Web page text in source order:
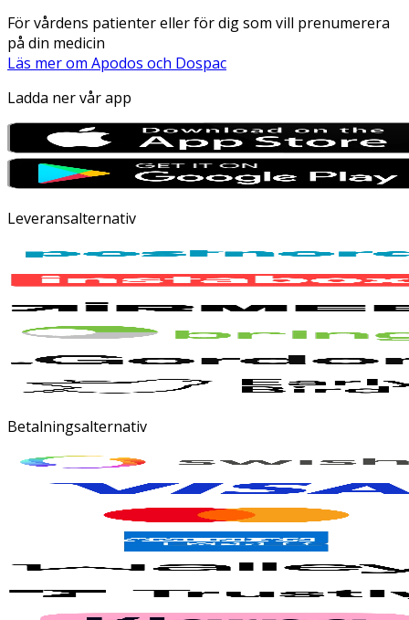
För vårdens patienter eller för dig som vill prenumerera
på din medicin
Läs mer om Apodos och Dospac
Ladda ner vår app
Leveransalternativ
Betalningsalternativ